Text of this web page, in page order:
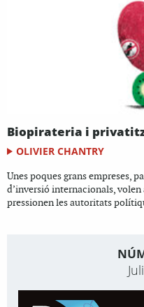
Biopirateria i
OLIVIER CHANTRY
Unes poques grans empreses,
d’inversió internacionals,
pressionen les autoritats